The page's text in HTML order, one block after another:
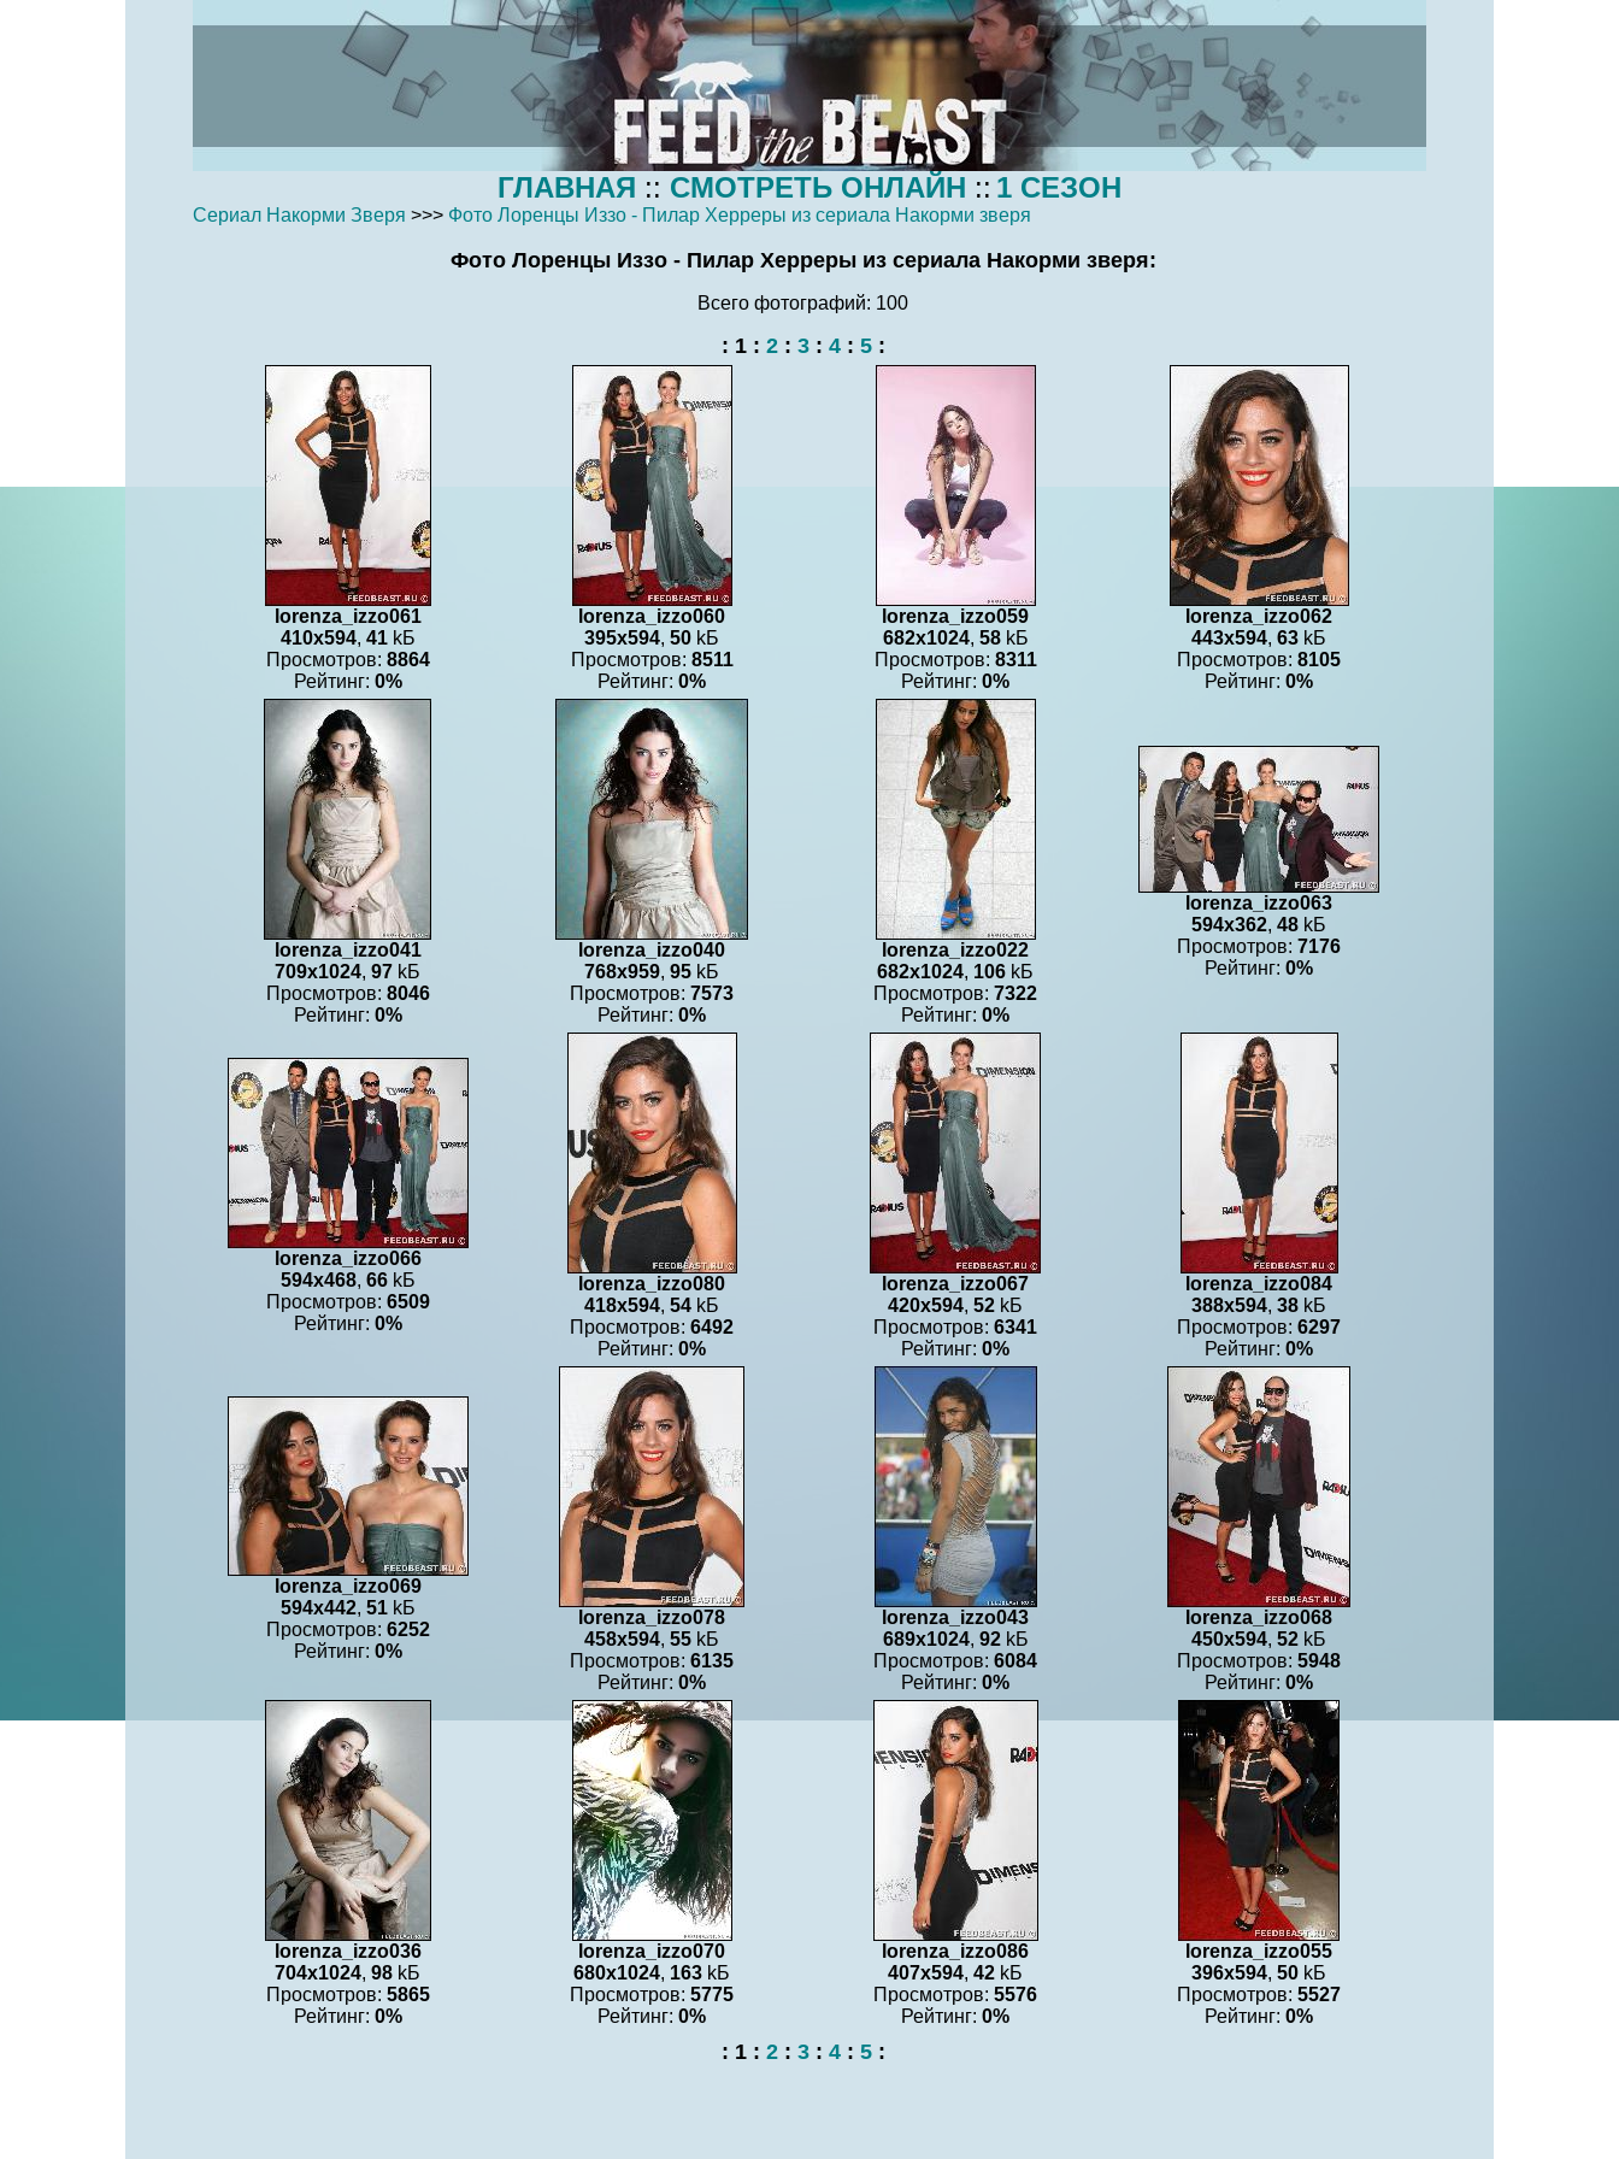
ГЛАВНАЯ :: СМОТРЕТЬ ОНЛАЙН :: 1 СЕЗОН
Сериал Накорми Зверя >>> Фото Лоренцы Иззо - Пилар Херреры из сериала Накорми зверя
Фото Лоренцы Иззо - Пилар Херреры из сериала Накорми зверя:
Всего фотографий: 100
: 1: 2: 3: 4: 5:
lorenza_izzo061
410x594, 41kБ
Просмотров: 8864
Рейтинг: 0%
lorenza_izzo060
395x594,50 kБ
Просмотров: 8511
Рейтинг:0%
lorenza_izzo059
682x1024, 58kБ
Просмотров: 8311
Рейтинг:0%
lorenza_izzo062
443x594,63 kБ
Просмотров:8105
Рейтинг:0%
lorenza_izzo041
709x1024,97 kБ
Просмотров: 8046
Рейтинг: 0%
lorenza_izzo040
768x959,95 kБ
Просмотров:7573
Рейтинг:0%
lorenza_izzo022
682x1024, 106 kБ
Просмотров:7322
Рейтинг:0%
lorenza_izzo063
594x362,48 kБ
Просмотров:7176
Рейтинг:0%
lorenza_izzo066
594x468, 66kБ
Просмотров: 6509
Рейтинг: 0%
lorenza_izzo080
418x594,54 kБ
Просмотров:6492
Рейтинг:0%
lorenza_izzo067
420x594,52 kБ
Просмотров:6341
Рейтинг:0%
lorenza_izzo084
388x594,38 kБ
Просмотров:6297
Рейтинг:0%
lorenza_izzo069
594x442, 51kБ
Просмотров: 6252
Рейтинг: 0%
lorenza_izzo078
458x594,55 kБ
Просмотров:6135
Рейтинг:0%
lorenza_izzo043
689x1024, 92kБ
Просмотров:6084
Рейтинг:0%
lorenza_izzo068
450x594,52 kБ
Просмотров:5948
Рейтинг:0%
lorenza_izzo036
704x1024,98 kБ
Просмотров: 5865
Рейтинг: 0%
lorenza_izzo070
680x1024, 163 kБ
Просмотров:5775
Рейтинг:0%
lorenza_izzo086
407x594,42 kБ
Просмотров:5576
Рейтинг:0%
lorenza_izzo055
396x594,50 kБ
Просмотров:5527
Рейтинг:0%
: 1: 2: 3: 4: 5: